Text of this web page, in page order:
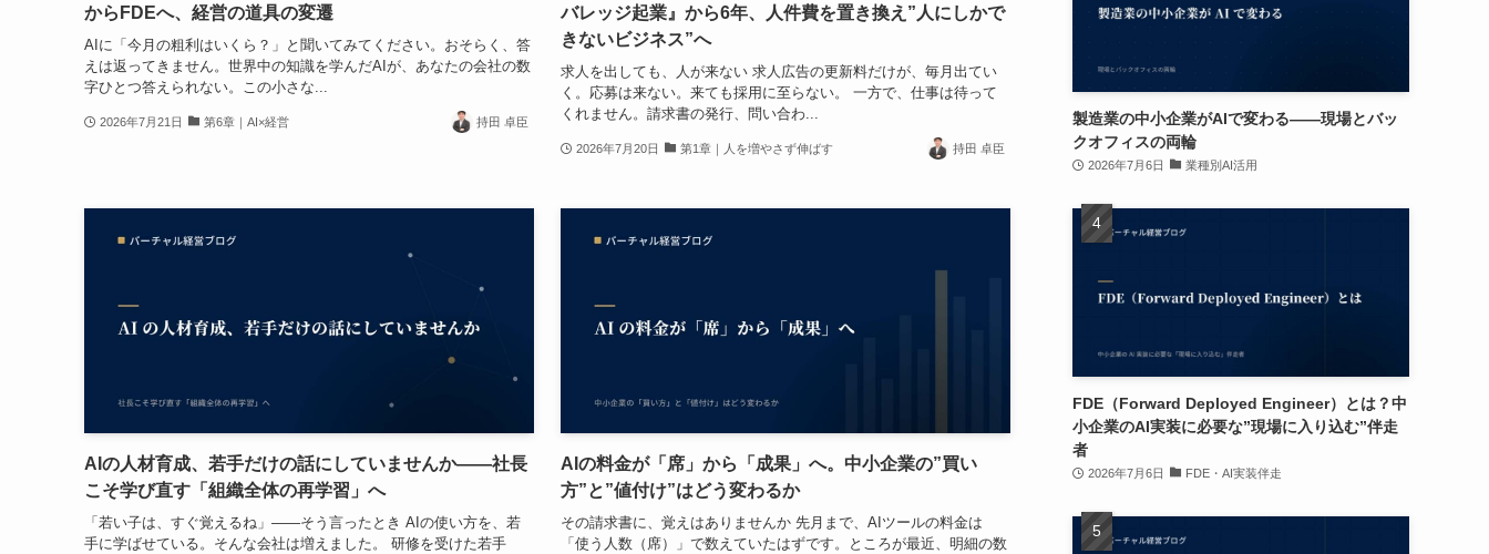
からFDEへ、経営の道具の変遷
AIに「今月の粗利はいくら？」と聞いてみてください。おそらく、答
えは返ってきません。世界中の知識を学んだAIが、あなたの会社の数
字ひとつ答えられない。この小さな...
2026年7月21日 第6章｜AI×経営 持田 卓臣
バレッジ起業』から6年、人件費を置き換え”人にしかで
きないビジネス”へ
求人を出しても、人が来ない 求人広告の更新料だけが、毎月出てい
く。応募は来ない。来ても採用に至らない。 一方で、仕事は待って
くれません。請求書の発行、問い合わ...
2026年7月20日 第1章｜人を増やさず伸ばす 持田 卓臣
AIの人材育成、若手だけの話にしていませんか——社長
こそ学び直す「組織全体の再学習」へ
「若い子は、すぐ覚えるね」——そう言ったとき AIの使い方を、若
手に学ばせている。そんな会社は増えました。 研修を受けた若手
AIの料金が「席」から「成果」へ。中小企業の”買い
方”と”値付け”はどう変わるか
その請求書に、覚えはありませんか 先月まで、AIツールの料金は
「使う人数（席）」で数えていたはずです。ところが最近、明細の数
製造業の中小企業がAIで変わる——現場とバッ
クオフィスの両輪
2026年7月6日 業種別AI活用
FDE（Forward Deployed Engineer）とは？中
小企業のAI実装に必要な”現場に入り込む”伴走
者
2026年7月6日 FDE・AI実装伴走